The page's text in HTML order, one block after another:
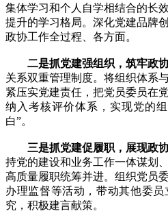
集体学习和个人自学相结合的长
提升的学习格局。深化党建品牌
政协工作全过程、各方面。
二是抓党建强组织，筑牢政协
关系双重管理制度。将组织体系
紧压实党建责任，把党员委员在
纳入考核评价体系，实现党的
白”。
三是抓党建促履职，展现政协
持党的建设和业务工作一体谋划
高质量履职统筹并进。组织党员
办理监督等活动，带动其他委
究，积极建言献策。